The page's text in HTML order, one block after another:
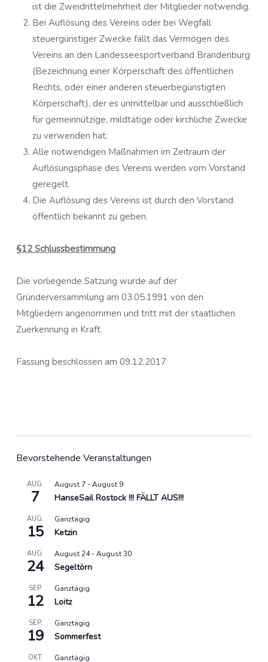
ist die Zweidrittelmehrheit der Mitglieder notwendig.
Bei Auflösung des Vereins oder bei Wegfall
steuergünstiger Zwecke fällt das Vermögen des
Vereins an den Landesseesportverband Brandenburg
(Bezeichnung einer Körperschaft des öffentlichen
Rechts, oder einer anderen steuerbegünstigten
Körperschaft), der es unmittelbar und ausschließlich
für gemeinnützige, mildtätige oder kirchliche Zwecke
zu verwenden hat.
Alle notwendigen Maßnahmen im Zeitraum der
Auflösungsphase des Vereins werden vom Vorstand
geregelt.
Die Auflösung des Vereins ist durch den Vorstand
öffentlich bekannt zu geben.
§12 Schlussbestimmung
Die vorliegende Satzung wurde auf der
Gründerversammlung am 03.05.1991 von den
Mitgliedern angenommen und tritt mit der staatlichen
Zuerkennung in Kraft.
Fassung beschlossen am 09.12.2017
Bevorstehende Veranstaltungen
AUG.
7
August 7 -August 9
HanseSail Rostock !!! FÄLLT AUS!!!
AUG.
15
Ganztägig
Ketzin
AUG.
24
August 24-August 30
Segeltörn
SEP.
12
Ganztägig
Loitz
SEP.
19
Ganztägig
Sommerfest
OKT. Ganztägig